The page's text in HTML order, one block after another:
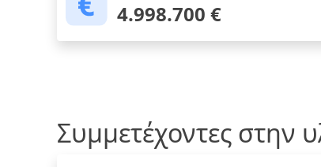
4.998.700 €
Συμμετέχοντες στην